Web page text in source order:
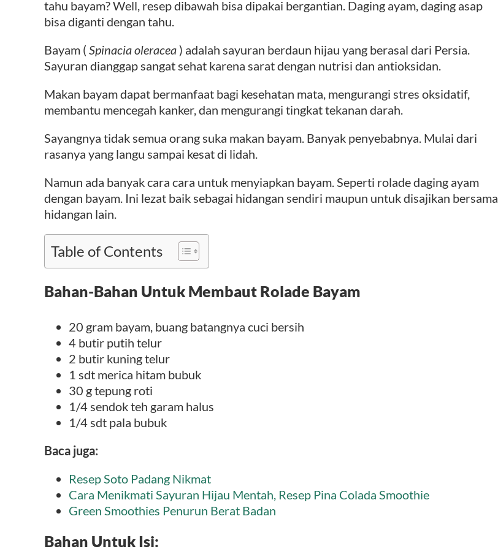
tahu bayam? Well, resep dibawah bisa dipakai bergantian. Daging ayam, daging asap
bisa diganti dengan tahu.
Bayam ( Spinacia oleracea) adalah sayuran berdaun hijau yang berasal dari Persia.
Sayuran dianggap sangat sehat karena sarat dengan nutrisi dan antioksidan.
Makan bayam dapat bermanfaat bagi kesehatan mata, mengurangi stres oksidatif,
membantu mencegah kanker, dan mengurangi tingkat tekanan darah.
Sayangnya tidak semua orang suka makan bayam. Banyak penyebabnya. Mulai dari
rasanya yang langu sampai kesat di lidah.
Namun ada banyak cara cara untuk menyiapkan bayam. Seperti rolade daging ayam
dengan bayam. Ini lezat baik sebagai hidangan sendiri maupun untuk disajikan bersama
hidangan lain.
Table of Contents
Bahan-Bahan Untuk Membaut Rolade Bayam
20 gram bayam, buang batangnya cuci bersih
4 butir putih telur
2 butir kuning telur
1 sdt merica hitam bubuk
30 g tepung roti
1/4 sendok teh garam halus
1/4 sdt pala bubuk
Baca juga:
Resep Soto Padang Nikmat
Cara Menikmati Sayuran Hijau Mentah, Resep Pina Colada Smoothie
Green Smoothies Penurun Berat Badan
Bahan Untuk Isi: